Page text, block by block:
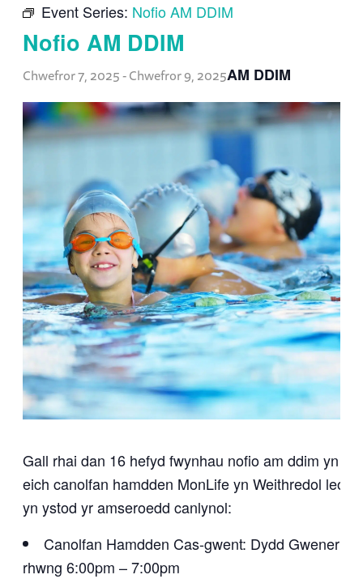
Event Series: Nofio AM DDIM
Nofio AM DDIM
Chwefror 7, 2025-Chwefror 9, 2025AM DDIM
Gall rhai dan 16 hefyd fwynhau nofio am ddim yn
eich canolfan hamdden MonLife yn Weithredol leol
yn ystod yr amseroedd canlynol:
Canolfan Hamdden Cas-gwent: Dydd Gwener
rhwng 6:00pm – 7:00pm